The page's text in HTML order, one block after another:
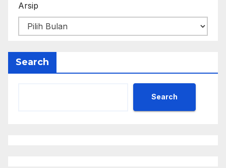
Arsip
Search
Search